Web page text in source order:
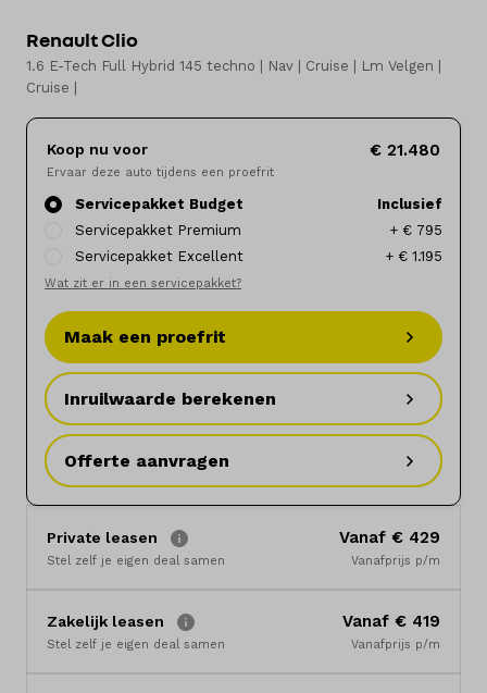
Elektrisch
Onderhoud
Diensten
Contact
Mijn account
Vacatures
Vergelijken
Vestigingen
Merken
Diensten
Over ons
Renault Clio
1.6 E-Tech Full Hybrid 145 techno | Nav | Cruise | Lm Velgen |
Cruise |
Koop nu voor € 21.480
Ervaar deze auto tijdens een proefrit
Servicepakket Budget
Inclusief
Servicepakket Premium
+ € 795
Servicepakket Excellent
+ € 1.195
Wat zit er in een servicepakket?
Maak een proefrit
Inruilwaarde berekenen
Offerte aanvragen
Private leasen Vanaf € 429
Stel zelf je eigen deal samen Vanafprijs p/m
Zakelijk leasen Vanaf € 419
Stel zelf je eigen deal samen Vanafprijs p/m